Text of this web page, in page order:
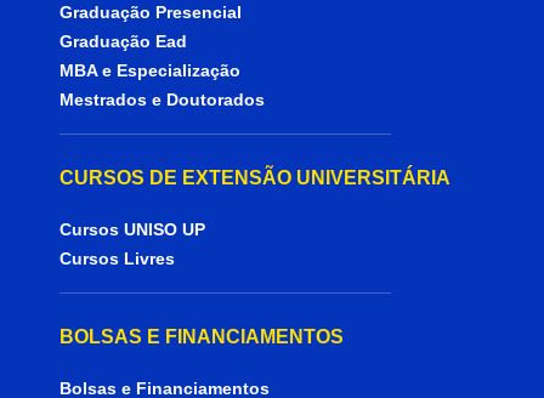
Graduação Presencial
Graduação Ead
MBA e Especialização
Mestrados e Doutorados
CURSOS DE EXTENSÃO UNIVERSITÁRIA
Cursos UNISO UP
Cursos Livres
BOLSAS E FINANCIAMENTOS
Bolsas e Financiamentos